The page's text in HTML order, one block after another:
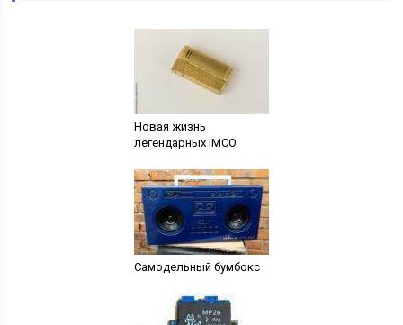
Новая жизнь
легендарных IMCO
Самодельный бумбокс